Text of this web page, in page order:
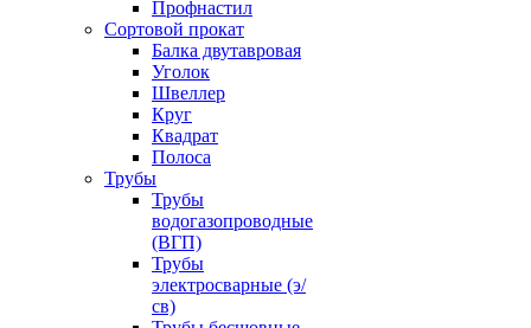
Профнастил
Сортовой прокат
Балка двутавровая
Уголок
Швеллер
Круг
Квадрат
Полоса
Трубы
Трубы
водогазопроводные
(ВГП)
Трубы
электросварные (э/
св)